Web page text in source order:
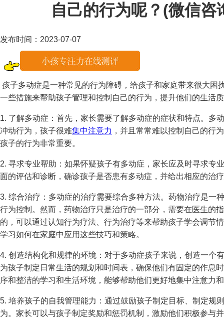
自己的行为呢？(微信
发布时间：2023-07-07
孩子多动症是一种常见的行为障碍，给孩子和家庭带来很大困
一些措施来帮助孩子管理和控制自己的行为，提升他们的生活
1. 了解多动症：首先，家长需要了解多动症的症状和特点。多
冲动行为，孩子很难集中注意力 ，并且常常难以控制自己的行
孩子的行为非常重要。
2. 寻求专业帮助：如果怀疑孩子有多动症，家长应及时寻求专
面的评估和诊断，确诊孩子是否患有多动症，并给出相应的治
3. 综合治疗：多动症的治疗需要综合多种方法。药物治疗是一
行为控制。然而，药物治疗只是治疗的一部分，需要在医生的
的，可以通过认知行为疗法、行为治疗等来帮助孩子学会调节
学习如何在家庭中应用这些技巧和策略。
4. 创造结构化和规律的环境：对于多动症孩子来说，创造一个
为孩子制定日常生活的规划和时间表，确保他们有固定的作息
序和整洁的学习和生活环境，能够帮助他们更好地集中注意力
5. 培养孩子的自我管理能力：通过鼓励孩子制定目标、制定规
为。家长可以与孩子制定奖励和惩罚机制，激励他们积极参与